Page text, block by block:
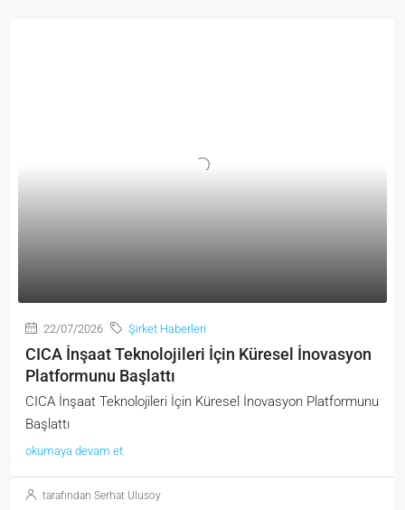
22/07/2026 Şirket Haberleri
CICA İnşaat Teknolojileri İçin Küresel İnovasyon
Platformunu Başlattı
CICA İnşaat Teknolojileri İçin Küresel İnovasyon Platformunu
Başlattı
okumaya devam et
tarafından Serhat Ulusoy